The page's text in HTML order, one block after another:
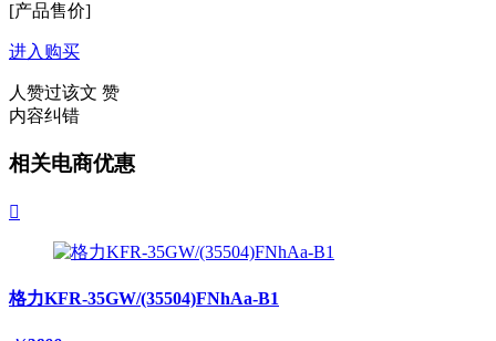
[产品售价]
进入购买
人赞过该文 赞
内容纠错
相关电商优惠

格力KFR-35GW/(35504)FNhAa-B1